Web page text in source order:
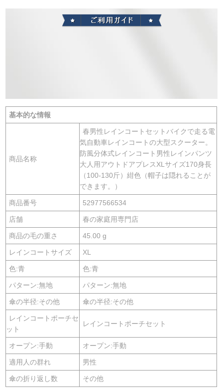
基本的な情報
商品名称
春男性レインコートセットバイクで走る電
気自動車レインコートの大型スクーター。
防風分体式レインコート男性レインパンツ
大人用アウトドアプレスXLサイズ170身長
（100-130斤）紺色（帽子は隠れることが
できます。）
商品番号 52977566534
店舗 春の家庭用専門店
商品の毛の重さ 45.00 g
レインコートサイズ XL
色:青 色:青
パターン:無地 パターン:無地
傘の半径:その他 傘の半径:その他
レインコートポーチセ
ット
レインコートポーチセット
オープン:手動 オープン:手動
適用人の群れ 男性
傘の折り返し数 その他